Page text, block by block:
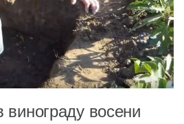
винограду восени